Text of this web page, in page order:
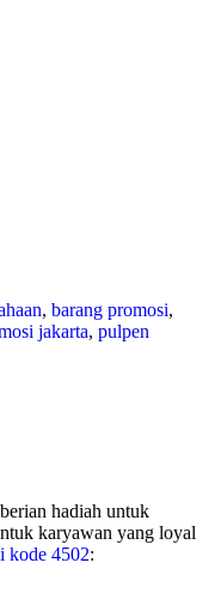
, barang promosi,
jakarta, pulpen
hadiah untuk
karyawan yang loyal
kode 4502: